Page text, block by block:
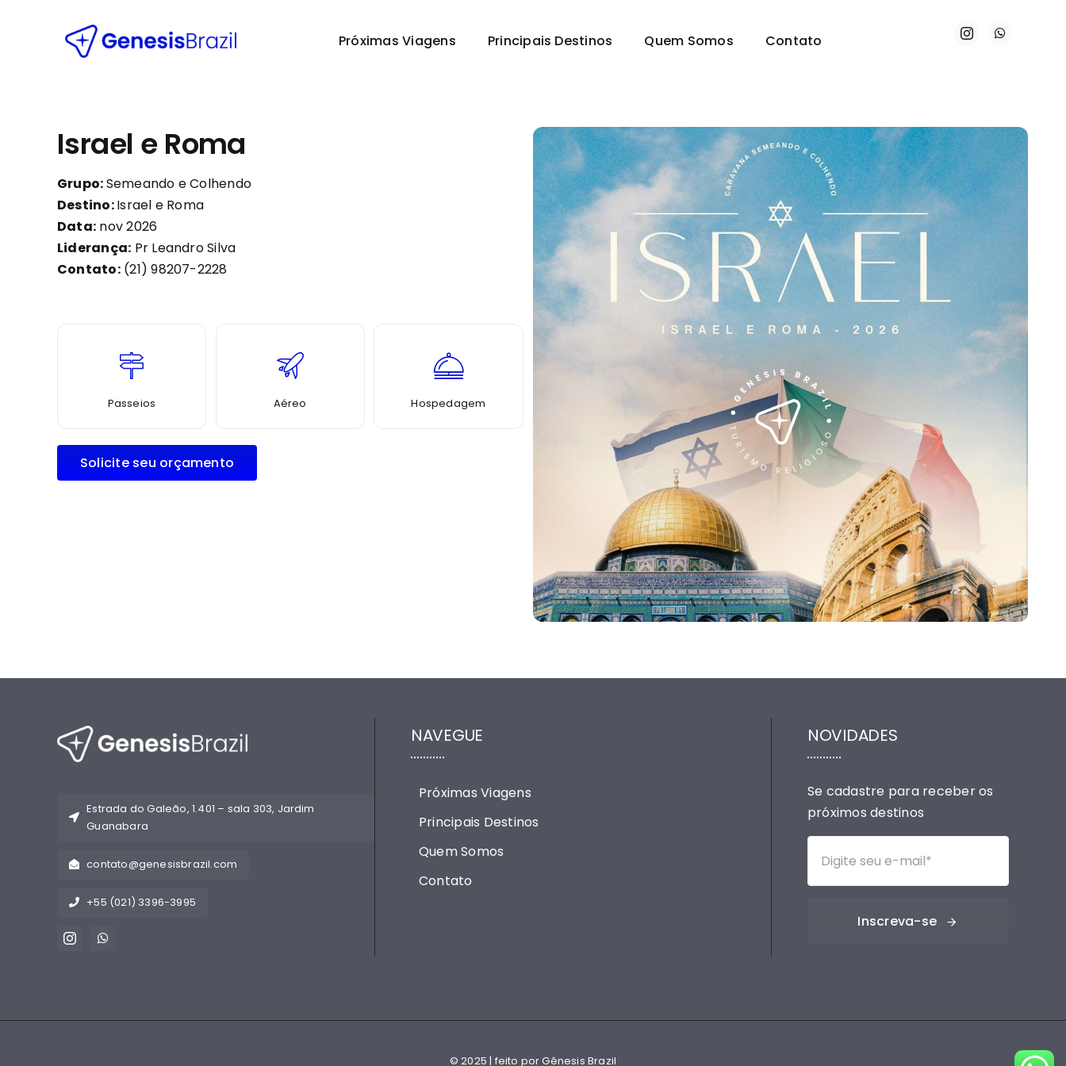
Próximas Viagens Principais Destinos Quem Somos Contato
Israel e Roma
Grupo:Semeando e Colhendo
Destino:Israel e Roma
Data: nov 2026
Liderança: Pr Leandro Silva
Contato:(21) 98207-2228
Passeios Aéreo Hospedagem
Solicite seu orçamento
Estrada do Galeão, 1.401 – sala 303, Jardim
Guanabara
contato@genesisbrazil.com
+55 (021) 3396-3995
NAVEGUE
Próximas Viagens
Principais Destinos
Quem Somos
Contato
NOVIDADES
Se cadastre para receber os
próximos destinos
Inscreva-se
© 2025 | feito por Gênesis Brazil